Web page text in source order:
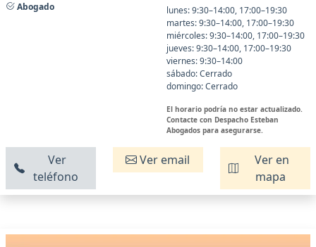
Abogado
lunes: 9:30–14:00, 17:00–19:30
martes: 9:30–14:00, 17:00–19:30
miércoles: 9:30–14:00, 17:00–19:30
jueves: 9:30–14:00, 17:00–19:30
viernes: 9:30–14:00
sábado: Cerrado
domingo: Cerrado
El horario podría no estar actualizado.
Contacte con Despacho Esteban
Abogados para asegurarse.
Ver
teléfono
Ver email
Ver en
mapa